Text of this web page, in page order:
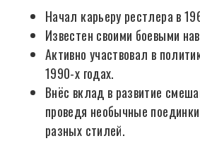
Начал карьеру рестлера в
Известен своими боевыми
Активно участвовал в
1990-х годах.
Внёс вклад в развитие
проведя необычные
разных стилей.